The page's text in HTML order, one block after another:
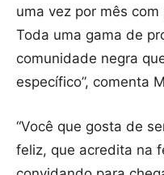
uma vez por mês
Toda uma gama de
comunidade negra
específico”, comenta
“Você que gosta de
feliz, que acredita na